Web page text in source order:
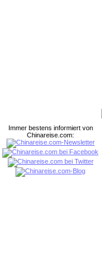
Immer bestens informiert von
Chinareise.com: